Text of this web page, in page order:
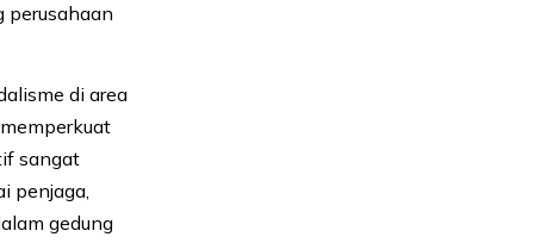
perusahaan
di area
sangat
penjaga,
gedung